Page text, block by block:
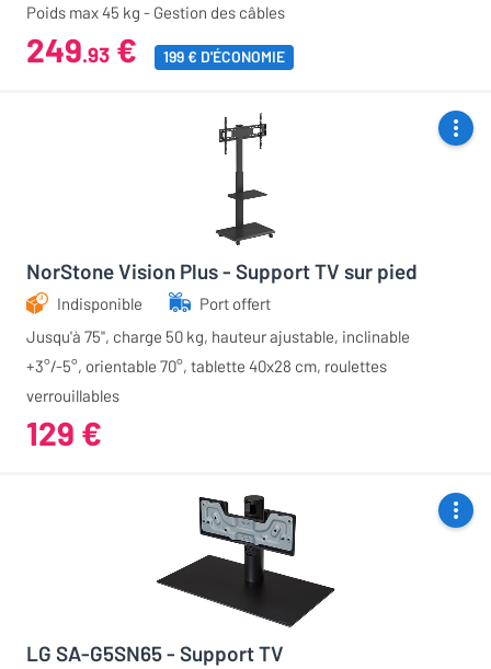
Poids max 45 kg - Gestion des câbles
249.93 € 199 € D'ÉCONOMIE
NorStone Vision Plus - Support TV sur pied
Indisponible
Port offert
Jusqu'à 75'', charge 50 kg, hauteur ajustable, inclinable
+3°/-5°, orientable 70°, tablette 40x28 cm, roulettes
verrouillables
129 €
LG SA-G5SN65 - Support TV